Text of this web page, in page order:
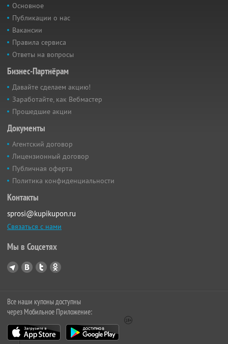
Основное
Публикации о нас
Вакансии
Правила сервиса
Ответы на вопросы
Бизнес-Партнёрам
Давайте сделаем акцию!
Заработайте, как Вебмастер
Прошедшие акции
Документы
Агентский договор
Лицензионный договор
Публичная оферта
Политика конфиденциальности
Контакты
sprosi@kupikupon.ru
Связаться с нами
Мы в Соцсетях
Все наши купоны доступны
через Мобильное Приложение: